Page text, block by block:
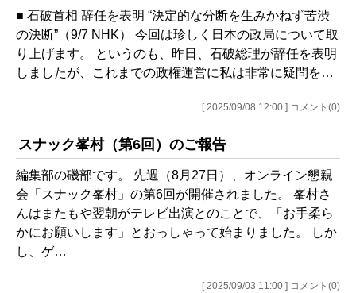
■ 石破首相 辞任を表明 “決定的な分断を生みかねず苦渋
の決断”（9/7 NHK） 今回は珍しく日本の政局について取
り上げます。 というのも、昨日、石破総理が辞任を表明
しましたが、これまでの政権運営に私は非常に疑問を…
[ 2025/09/08 12:00 ] コメント(0)
スナック峯村（第6回）のご報告
編集部の磯部です。 先週（8月27日）、オンライン懇親
会「スナック峯村」の第6回が開催されました。 峯村さ
んはまたもや翌朝がテレビ出演とのことで、「お手柔ら
かにお願いします」とおっしゃって始まりました。 しか
し、ゲ…
[ 2025/09/03 11:00 ] コメント(0)